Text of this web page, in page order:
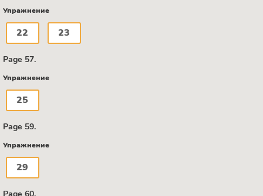
Упражнение
22 23
Page 57.
Упражнение
25
Page 59.
Упражнение
29